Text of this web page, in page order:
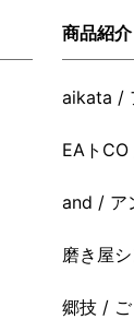
商品紹介
aikata /
EAト
and / ア
磨き屋
郷技 /